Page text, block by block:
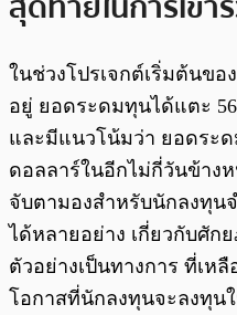
ในช่วงโปรเจกต์เริ่มต้นขอ
อยู่ ยอดระดมทุนได้แตะ
และมีแนวโน้มว่า ยอดระ
ดอลลาร์ในอีกไม่กี่วันข้าง
จับตามองสำหรับนักลงทุน
ได้หลายอย่าง เกี่ยวกับศัก
ตัวอย่างเป็นทางการ ที่เห
โอกาสที่นักลงทุนจะลงทุนใ